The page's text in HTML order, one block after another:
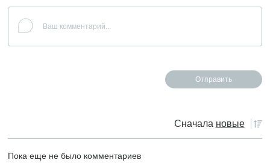
Сначала новые
Пока еще не было комментариев